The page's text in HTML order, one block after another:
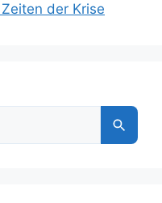
der Krise